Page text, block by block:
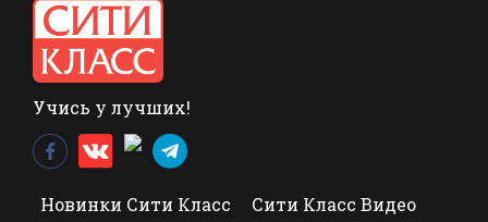
Учись у лучших!
Новинки Сити Класс
Сити Класс Видео